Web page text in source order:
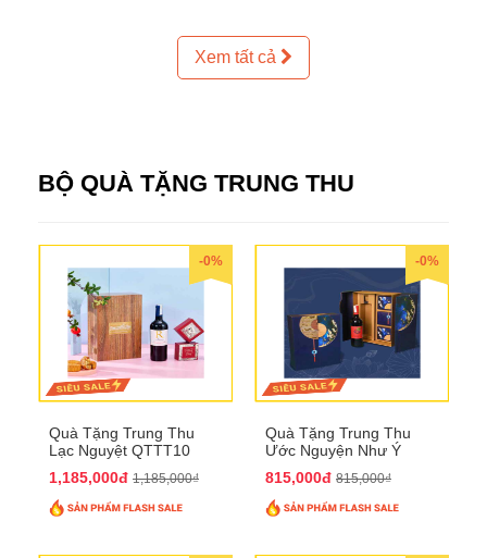
Xem tất cả
BỘ QUÀ TẶNG TRUNG THU
-0%
Quà Tặng Trung Thu
Lạc Nguyệt QTTT10
1,185,000đ 1,185,000₫
-0%
Quà Tặng Trung Thu
Ước Nguyện Như Ý
815,000đ 815,000₫